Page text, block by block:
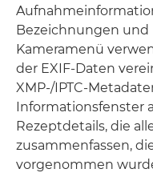
Bezeichnungen und
Kameramenü
der EXIF-Daten
XMP-/IPTC-
Informationsfenster
Rezeptdetails, die
zusammenfassen,
vorgenommen